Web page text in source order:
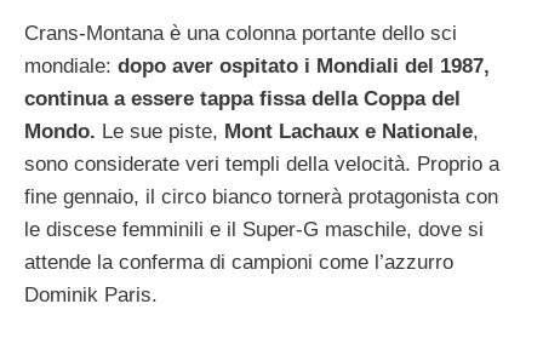
Crans-Montana è una colonna portante dello sci
mondiale: dopo aver ospitato i Mondiali del 1987,
continua a essere tappa fissa della Coppa del
Mondo. Le sue piste, Mont Lachaux e Nationale,
sono considerate veri templi della velocità. Proprio a
fine gennaio, il circo bianco tornerà protagonista con
le discese femminili e il Super-G maschile, dove si
attende la conferma di campioni come l’azzurro
Dominik Paris.